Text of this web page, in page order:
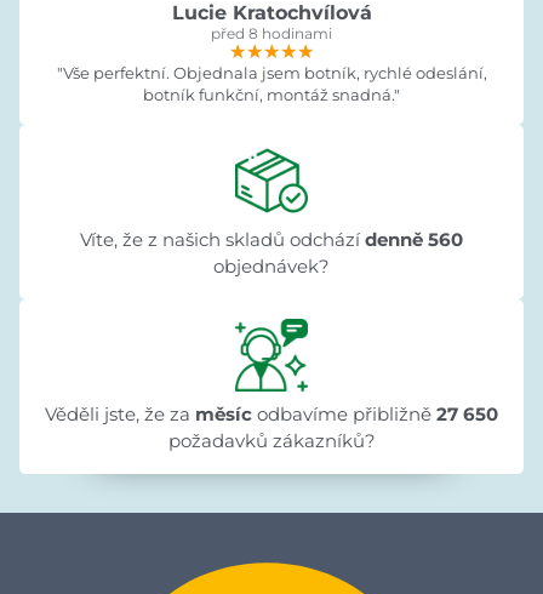
Lucie Kratochvílová
před 8 hodinami
★★★★★
★★★★★
★★★★★
"Vše perfektní. Objednala jsem botník, rychlé odeslání,
botník funkční, montáž snadná."
Víte, že z našich skladů odchází denně 560
objednávek?
Věděli jste, že za měsíc odbavíme přibližně 27 650
požadavků zákazníků?